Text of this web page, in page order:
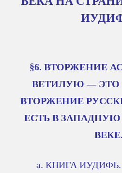
§6. ВТОРЖЕНИЕ
ВЕТИЛУЮ — ЭТО
ВТОРЖЕНИЕ
ЕСТЬ В ЗАПАДНУЮ
ВЕКЕ.
a. КНИГА